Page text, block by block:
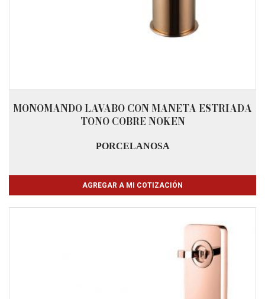
MONOMANDO LAVABO CON MANETA ESTRIADA
TONO COBRE NOKEN
PORCELANOSA
AGREGAR A MI COTIZACIÓN